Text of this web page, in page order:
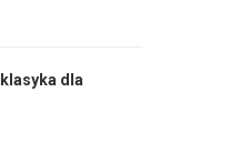
dla